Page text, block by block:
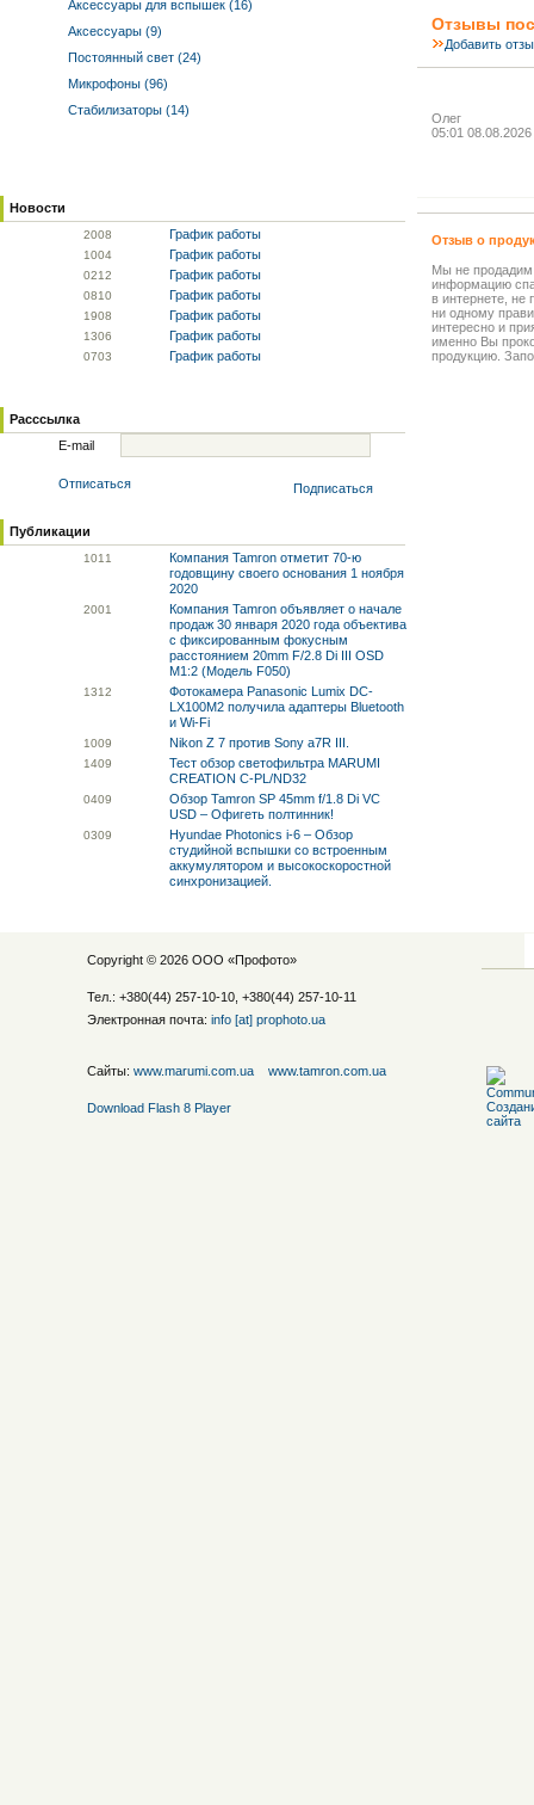
Аксессуары для вспышек (16)
Аксессуары (9)
Постоянный свет (24)
Микрофоны (96)
Стабилизаторы (14)
Новости
2008 График работы
1004 График работы
0212 График работы
0810 График работы
1908 График работы
1306 График работы
0703 График работы
Расссылка
E-mail
Отписаться Подписаться
Публикации
1011
Компания Tamron отметит 70-ю
годовщину своего основания 1 ноября
2020
2001
Компания Tamron объявляет о начале
продаж 30 января 2020 года объектива
с фиксированным фокусным
расстоянием 20mm F/2.8 Di III OSD
M1:2 (Модель F050)
1312
Фотокамера Panasonic Lumix DC-
LX100M2 получила адаптеры Bluetooth
и Wi-Fi
1009 Nikon Z 7 против Sony a7R III.
1409
Тест обзор светофильтра MARUMI
CREATION C-PL/ND32
0409
Обзор Tamron SP 45mm f/1.8 Di VC
USD – Офигеть полтинник!
0309
Hyundae Photonics i-6 – Обзор
студийной вспышки со встроенным
аккумулятором и высокоскоростной
синхронизацией.
Отзывы
Добавить
Олег
05:01 08.08.2026
Отзыв о
Мы не
информацию
в интернете, не
ни одному
интересно и
именно Вы
продукцию.
Copyright © 2026 ООО «Профото»
Тел.: +380(44) 257-10-10, +380(44) 257-10-11
Электронная почта: info [at] prophoto.ua
Сайты: www.marumi.com.ua www.tamron.com.ua
Download Flash 8 Player